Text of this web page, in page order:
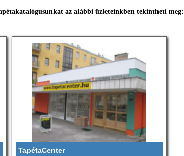
az alábbi üzleteinkben tekintheti meg:
TapétaCenter